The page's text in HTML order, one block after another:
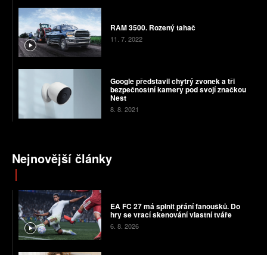
RAM 3500. Rozený tahač
11. 7. 2022
Google představil chytrý zvonek a tři
bezpečnostní kamery pod svojí značkou
Nest
8. 8. 2021
Nejnovější články
EA FC 27 má splnit přání fanoušků. Do
hry se vrací skenování vlastní tváře
6. 8. 2026